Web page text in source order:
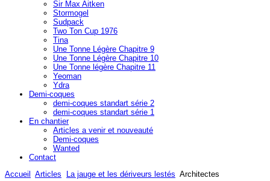
Sir Max Aitken
Stormogel
Sudpack
Two Ton Cup 1976
Tina
Une Tonne Légère Chapitre 9
Une Tonne Légère Chapitre 10
Une Tonne légère Chapitre 11
Yeoman
Ydra
Demi-coques
demi-coques standart série 2
demi-coques standart série 1
En chantier
Articles a venir et nouveauté
Demi-coques
Wanted
Contact
Accueil
Articles La jauge et les dériveurs lestés Architectes